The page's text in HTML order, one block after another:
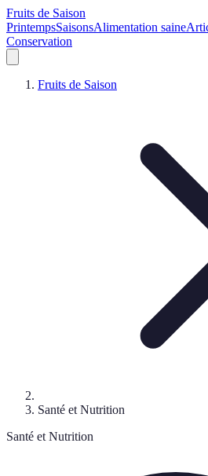
Fruits de Saison
PrintempsSaisonsAlimentation saine
Conservation
Fruits de Saison
Santé et Nutrition
Santé et Nutrition